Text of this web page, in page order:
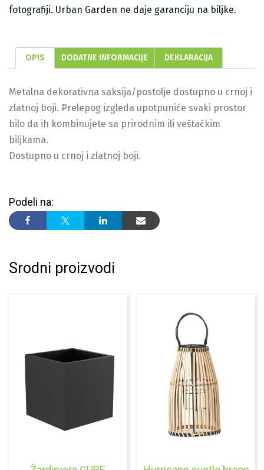
fotografiji. Urban Garden ne daje garanciju na biljke.
OPIS DODATNE INFORMACIJE DEKLARACIJA
Metalna dekorativna saksija/postolje dostupno u crnoj i
zlatnoj boji. Prelepog izgleda upotpuniće svaki prostor
bilo da ih kombinujete sa prirodnim ili veštačkim
biljkama.
Dostupno u crnoj i zlatnoj boji.
Podeli na:
Srodni proizvodi